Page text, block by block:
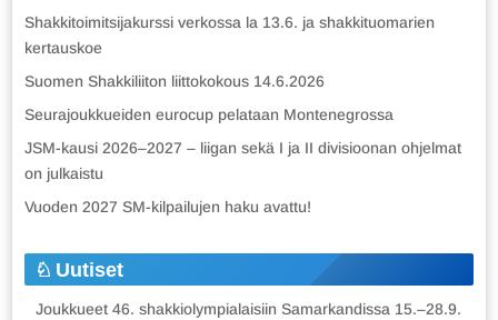
Shakkitoimitsijakurssi verkossa la 13.6. ja shakkituomarien
kertauskoe
Suomen Shakkiliiton liittokokous 14.6.2026
Seurajoukkueiden eurocup pelataan Montenegrossa
JSM-kausi 2026–2027 – liigan sekä I ja II divisioonan ohjelmat
on julkaistu
Vuoden 2027 SM-kilpailujen haku avattu!
Uutiset
Joukkueet 46. shakkiolympialaisiin Samarkandissa 15.–28.9.